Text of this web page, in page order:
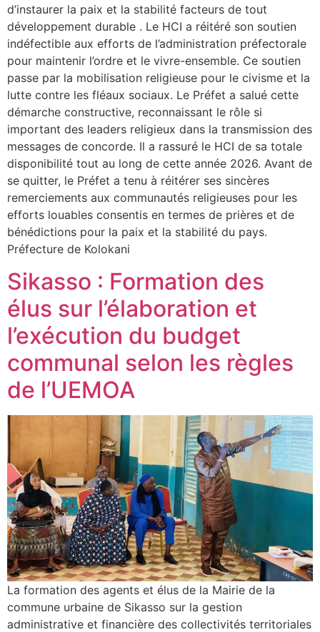
d’instaurer la paix et la stabilité facteurs de tout
développement durable . ‎Le HCI a réitéré son soutien
indéfectible aux efforts de l’administration préfectorale
pour maintenir l’ordre et le vivre-ensemble. Ce soutien
passe par la mobilisation religieuse pour le civisme et la
lutte contre les fléaux sociaux. ‎Le Préfet a salué cette
démarche constructive, reconnaissant le rôle si
important des leaders religieux dans la transmission des
messages de concorde. Il a rassuré le HCI de sa totale
disponibilité tout au long de cette année 2026. Avant de
se quitter, le Préfet a tenu à réitérer ses sincères
remerciements aux communautés religieuses pour les
efforts louables consentis en termes de prières et de
bénédictions pour la paix et la stabilité du pays.
‎Préfecture de Kolokani
Sikasso : Formation des
élus sur l’élaboration et
l’exécution du budget
communal selon les règles
de l’UEMOA
La formation des agents et élus de la Mairie de la
commune urbaine de Sikasso sur la gestion
administrative et financière des collectivités territoriales